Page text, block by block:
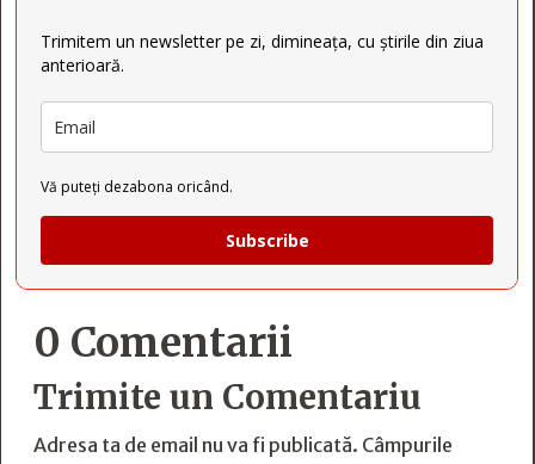
Trimitem un newsletter pe zi, dimineața, cu știrile din ziua
anterioară.
Vă puteți dezabona oricând.
Subscribe
0 Comentarii
Trimite un Comentariu
Adresa ta de email nu va fi publicată. Câmpurile